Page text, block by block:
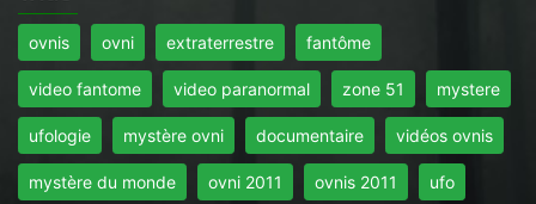
ovnis ovni extraterrestre fantôme
video fantome video paranormal zone 51 mystere
ufologie mystère ovni documentaire vidéos ovnis
mystère du monde ovni 2011 ovnis 2011 ufo